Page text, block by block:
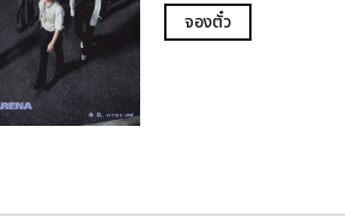
จองตั๋ว